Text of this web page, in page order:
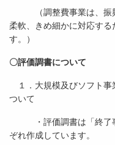
（調整費事業は、振興
柔軟、きめ細かに対応す
す。）
〇評価調書について
１．大規模及びソフト事
ついて
・評価調書は「終了事
ぞれ作成しています。